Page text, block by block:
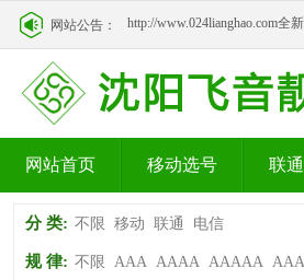
网站公告： http://www.024lianghao.com全
网站首页 移动选号 联
分 类: 不限 移动 联通 电信
规 律: 不限 AAA AAAA AAAAA